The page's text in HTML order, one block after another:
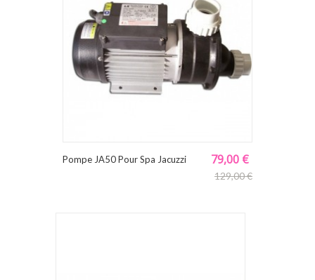
Pompe JA50 Pour Spa Jacuzzi 79,00 €
129,00 €